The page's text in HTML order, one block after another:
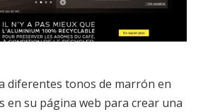
diferentes tonos de marrón en
en su página web para crear una